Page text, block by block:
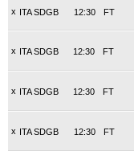
x ITA SDGB FT
12:30
x ITA SDGB FT
12:30
x ITA SDGB FT
12:30
x ITA SDGB FT
12:30